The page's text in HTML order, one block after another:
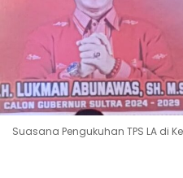
Suasana Pengukuhan TPS LA di